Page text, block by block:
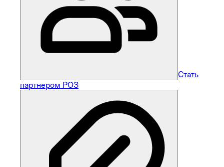
Стать
партнером РОЗ